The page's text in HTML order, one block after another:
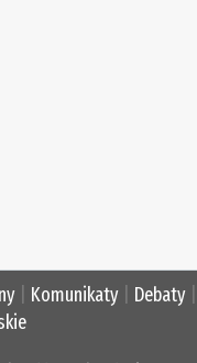
Komunikaty Debaty